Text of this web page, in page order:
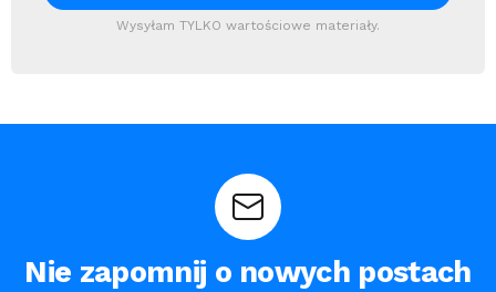
Wysyłam TYLKO wartościowe materiały.
Nie zapomnij o nowych postach